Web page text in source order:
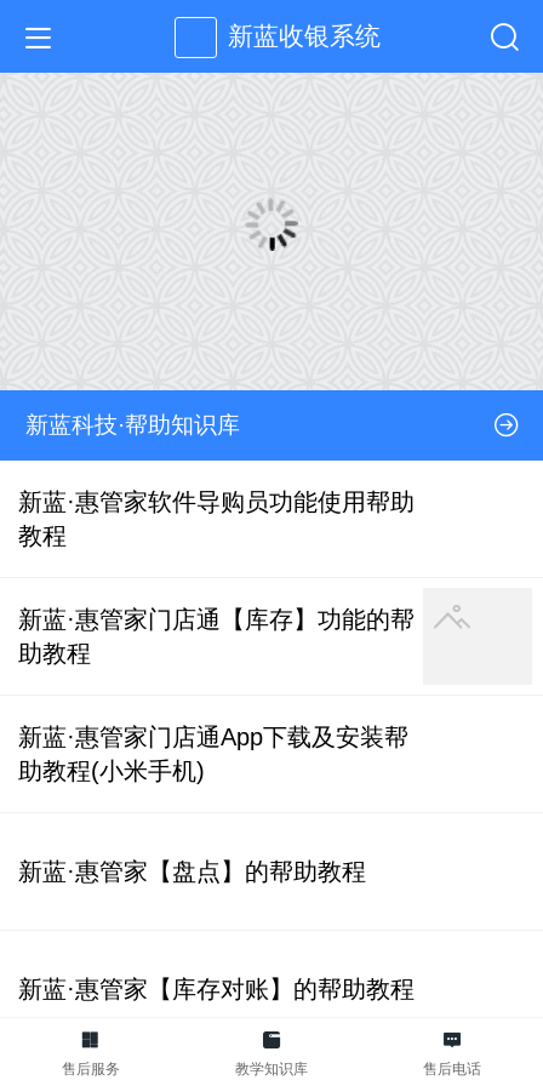
新蓝收银系统
新蓝科技·帮助知识库
新蓝·惠管家软件导购员功能使用帮助
教程
新蓝·惠管家门店通【库存】功能的帮
助教程
新蓝·惠管家门店通App下载及安装帮
助教程(小米手机)
新蓝·惠管家【盘点】的帮助教程
新蓝·惠管家【库存对账】的帮助教程
售后服务 教学知识库 售后电话